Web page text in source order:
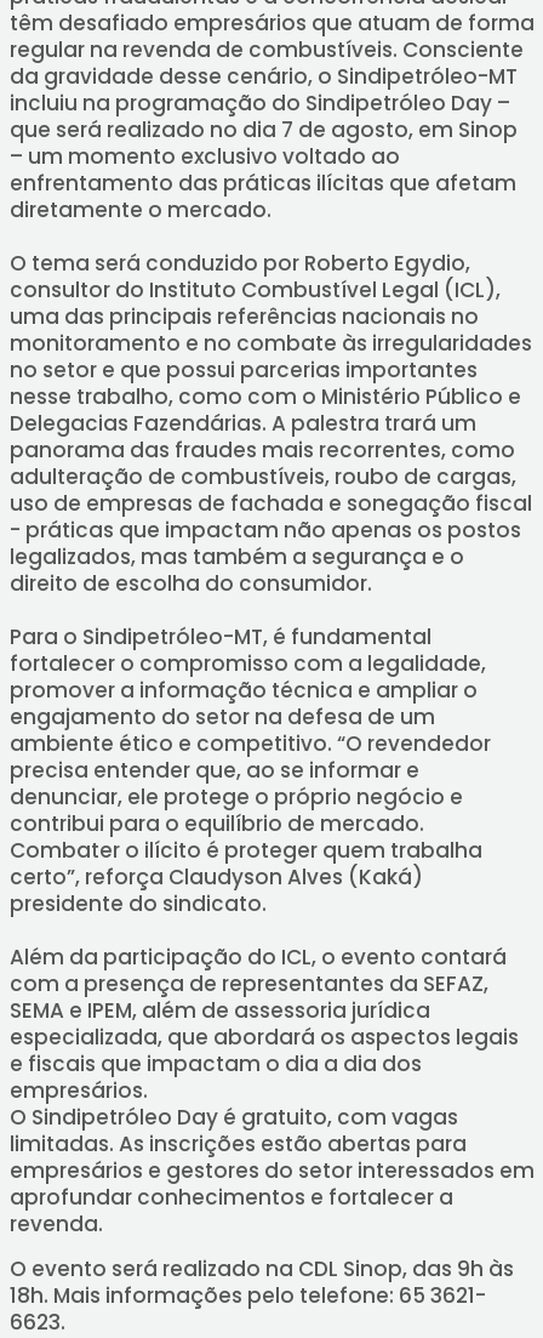
têm desafiado empresários que atuam de forma
regular na revenda de combustíveis. Consciente
da gravidade desse cenário, o Sindipetróleo-MT
incluiu na programação do Sindipetróleo Day –
que será realizado no dia 7 de agosto, em Sinop
– um momento exclusivo voltado ao
enfrentamento das práticas ilícitas que afetam
diretamente o mercado.
O tema será conduzido por Roberto Egydio,
consultor do Instituto Combustível Legal (ICL),
uma das principais referências nacionais no
monitoramento e no combate às irregularidades
no setor e que possui parcerias importantes
nesse trabalho, como com o Ministério Público e
Delegacias Fazendárias. A palestra trará um
panorama das fraudes mais recorrentes, como
adulteração de combustíveis, roubo de cargas,
uso de empresas de fachada e sonegação fiscal
- práticas que impactam não apenas os postos
legalizados, mas também a segurança e o
direito de escolha do consumidor.
Para o Sindipetróleo-MT, é fundamental
fortalecer o compromisso com a legalidade,
promover a informação técnica e ampliar o
engajamento do setor na defesa de um
ambiente ético e competitivo. “O revendedor
precisa entender que, ao se informar e
denunciar, ele protege o próprio negócio e
contribui para o equilíbrio de mercado.
Combater o ilícito é proteger quem trabalha
certo”, reforça Claudyson Alves (Kaká)
presidente do sindicato.
Além da participação do ICL, o evento contará
com a presença de representantes da SEFAZ,
SEMA e IPEM, além de assessoria jurídica
especializada, que abordará os aspectos legais
e fiscais que impactam o dia a dia dos
empresários.
O Sindipetróleo Day é gratuito, com vagas
limitadas. As inscrições estão abertas para
empresários e gestores do setor interessados em
aprofundar conhecimentos e fortalecer a
revenda.
O evento será realizado na CDL Sinop, das 9h às
18h. Mais informações pelo telefone: 65 3621-
6623.